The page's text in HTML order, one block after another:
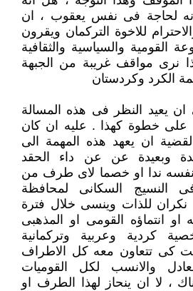
لحاجة فى نفس يعقوب ، ان
للاخوة التركمان ويقرون
القومية والسياسية والثقافية
نرى مواقف غريبة من الجبهة
الكرد وكردستان
ان يعيد النظر فى هذه المسالة
على خطوة كهذا . عليه ان كان
ان يعهد هذه المهمة الى
وبعيدة عن عن داء الحقد
نفسه ندا او خصما لاى طرف من
النسيج السكانى لمحافظة
للذات وينسى خلال فترة
او انتماؤه القومى او المذهبى
كردية وعربية وتركمانية
كى تتعاون معه كل الاطراف
والانسب لكل القوميات
، لا ان ينحاز لهذا الطرف او